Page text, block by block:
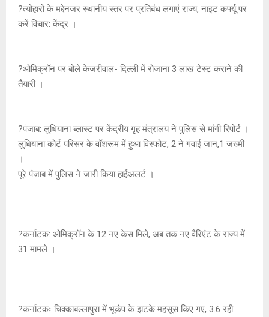
p
o
e
k
?त्योहारों के मद्देनजर स्थानीय स्तर पर प्रतिबंध लगाएं राज्य, नाइट कर्फ्यू पर
करें विचार: केंद्र ।
?ओमिक्रॉन पर बोले केजरीवाल- दिल्ली में रोजाना 3 लाख टेस्ट कराने की
तैयारी ।
?पंजाब: लुधियाना ब्लास्ट पर केंद्रीय गृह मंत्रालय ने पुलिस से मांगी रिपोर्ट ।
लुधियाना कोर्ट परिसर के वॉशरूम में हुआ विस्फोट, 2 ने गंवाई जान,1 जख्मी
।
पूरे पंजाब में पुलिस ने जारी किया हाईअलर्ट ।
?कर्नाटक: ओमिक्रॉन के 12 नए केस मिले, अब तक नए वैरिएंट के राज्य में
31 मामले ।
?कर्नाटकः चिक्काबल्लापुरा में भूकंप के झटके महसूस किए गए, 3.6 रही